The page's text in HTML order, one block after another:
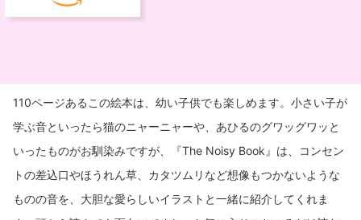
110ページあるこの絵本は、幼い子供でも楽しめます。小さい子が
学ぶ音といったら猫のニャーニャーや、あひるのグワッグワッと
いったものがお馴染みですが、『The Noisy Book』は、コンセン
トの差込口やほうれん草、カタツムリなど想像もつかないような
ものの音を、大胆な愛らしいイラストと一緒に紹介してくれま